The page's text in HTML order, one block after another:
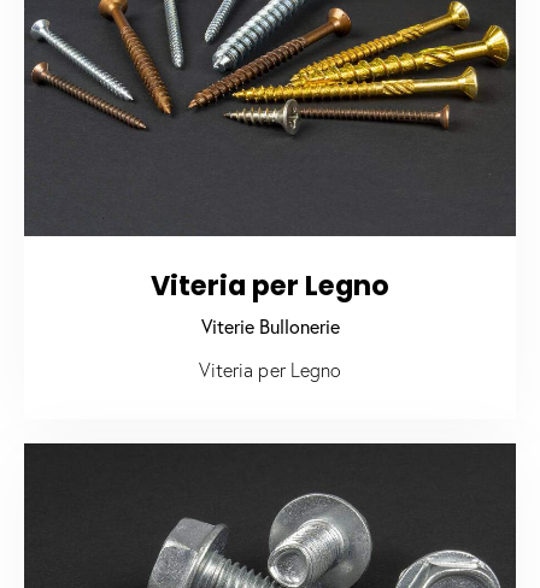
Viteria per Legno
Viterie Bullonerie
Viteria per Legno